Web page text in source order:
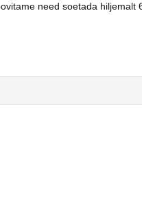
need soetada hiljemalt